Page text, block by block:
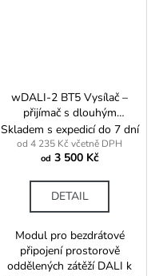
wDALI-2 BT5 Vysílač –
přijímač s dlouhým
dosahem
Skladem s expedicí do 7 dní
od 4 235 Kč včetně DPH
od 3 500 Kč
DETAIL
Modul pro bezdrátové
připojení prostorově
oddělených zátěží DALI k